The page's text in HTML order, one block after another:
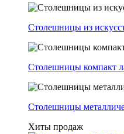
Столешницы из
Столешницы компакт
Столешницы
Хиты продаж